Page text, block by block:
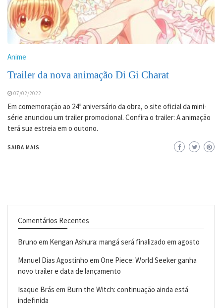
Anime
Trailer da nova animação Di Gi Charat
07/02/2022
Em comemoração ao 24º aniversário da obra, o site oficial da mini-
série anunciou um trailer promocional. Confira o trailer: A animação
terá sua estreia em o outono.
SAIBA MAIS
Comentários Recentes
Bruno em Kengan Ashura: mangá será finalizado em agosto
Manuel Dias Agostinho em One Piece: World Seeker ganha
novo trailer e data de lançamento
Isaque Brás em Burn the Witch: continuação ainda está
indefinida